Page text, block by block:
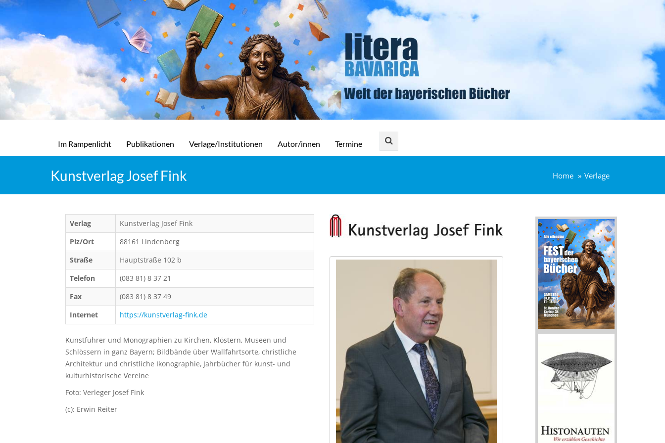
Im Rampenlicht Publikationen Verlage/Institutionen Autor/innen Termine
Kunstverlag Josef Fink Home Verlage
Verlag
Kunstverlag Josef Fink
Plz/Ort
88161 Lindenberg
Straße
Hauptstraße 102 b
Telefon
(083 81) 8 37 21
Fax
(083 81) 8 37 49
Internet
https://kunstverlag-fink.de
Kunstfuhrer und Monographien zu Kirchen, Klöstern, Museen und
Schlössern in ganz Bayern; Bildbände über Wallfahrtsorte, christliche
Architektur und christliche Ikonographie, Jahrbücher für kunst- und
kulturhistorische Vereine
Foto: Verleger Josef Fink
(c): Erwin Reiter